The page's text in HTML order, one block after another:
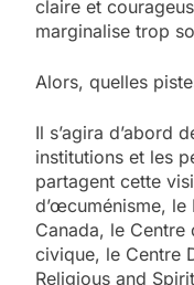
claire et
marginalise trop
Alors, quelles
Il s’agira d’abord
institutions et les
partagent cette
d’œcuménisme,
Canada, le
civique, le Centre
Religious and